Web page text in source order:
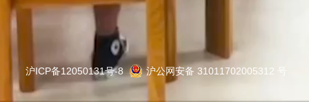
沪ICP备12050131号-8 沪公网安备 31011702005312 号